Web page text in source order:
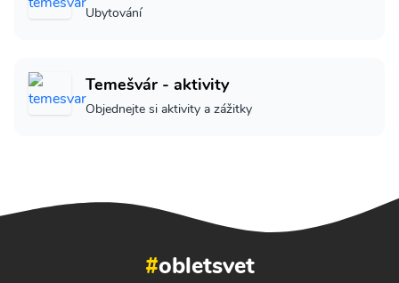
Ubytování
Temešvár - aktivity
Objednejte si aktivity a zážitky
#obletsvet